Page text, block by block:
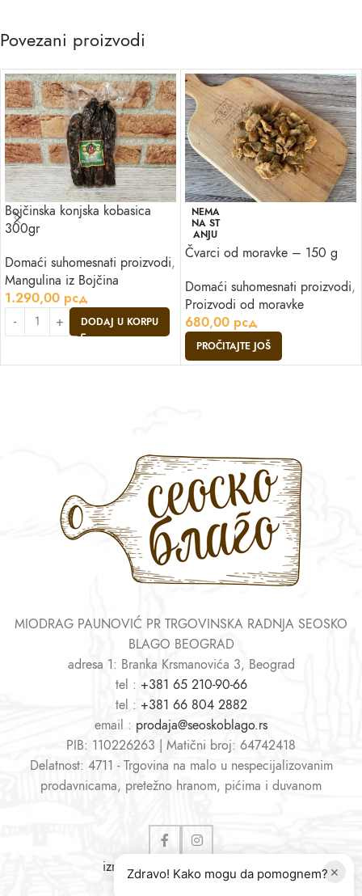
Povezani proizvodi
Bojčinska konjska kobasica
300gr
Domaći suhomesnati proizvodi,
Mangulina iz Bojčina
1.290,00 рсд
DODAJ U KORPU
NEMA
NA ST
ANJU
Čvarci od moravke – 150 g
Domaći suhomesnati proizvodi,
Proizvodi od moravke
680,00 рсд
PROČITAJTE JOŠ
MIODRAG PAUNOVIĆ PR TRGOVINSKA RADNJA SEOSKO
BLAGO BEOGRAD
adresa 1: Branka Krsmanovića 3, Beograd
tel : +381 65 210-90-66
tel : +381 66 804 2882
email : prodaja@seoskoblago.rs
PIB: 110226263 | Matični broj: 64742418
Delatnost: 4711 - Trgovina na malo u nespecijalizovanim
prodavnicama, pretežno hranom, pićima i duvanom
izrada sajtovaiweb shopova ×
Zdravo! Kako mogu da pomognem?